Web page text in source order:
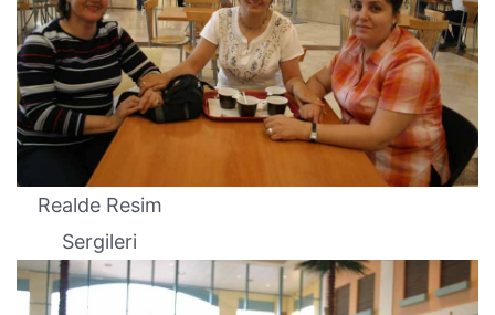
Realde Resim
Sergileri